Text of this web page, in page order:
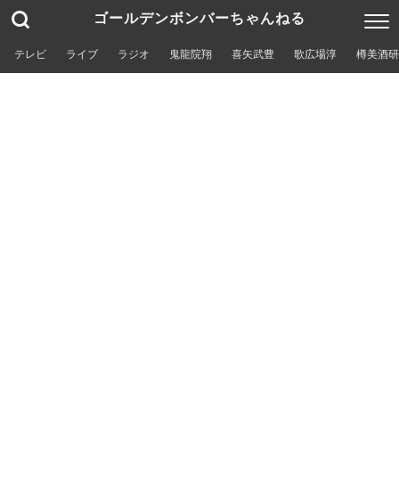
ゴールデンボンバーちゃんねる
テレビ ライブ ラジオ 鬼龍院翔 喜矢武豊 歌広場淳 樽美酒